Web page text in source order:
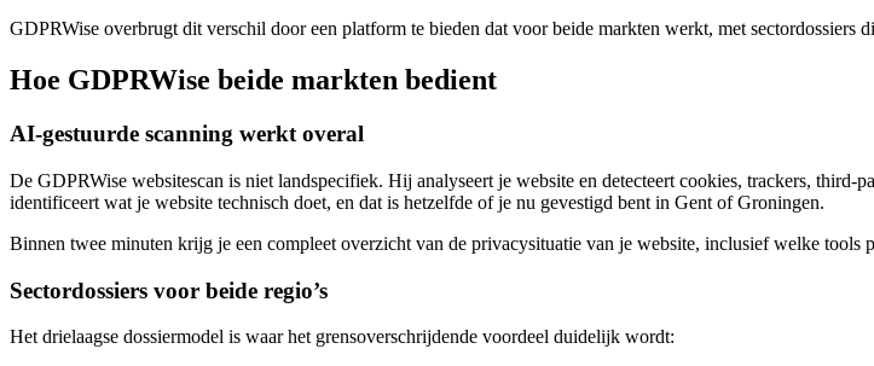
GDPRWise overbrugt dit verschil door een platform te bieden dat voor beide markten werkt, met
Hoe GDPRWise beide markten bedient
AI-gestuurde scanning werkt overal
De GDPRWise websitescan is niet landspecifiek. Hij analyseert je website en detecteert cookies, trackers,
identificeert wat je website technisch doet, en dat is hetzelfde of je nu gevestigd bent in Gent of Groningen.
Binnen twee minuten krijg je een compleet overzicht van de privacysituatie van je website, inclusief welke tools
Sectordossiers voor beide regio’s
Het drielaagse dossiermodel is waar het grensoverschrijdende voordeel duidelijk wordt: